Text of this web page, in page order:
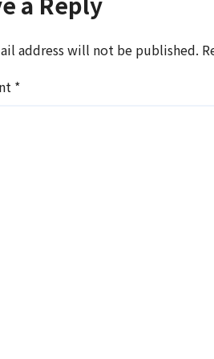
address will not be published.
*